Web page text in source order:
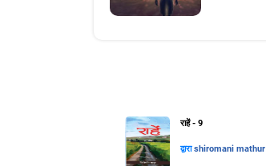
राहें - 9
द्वाराshiromani mathur